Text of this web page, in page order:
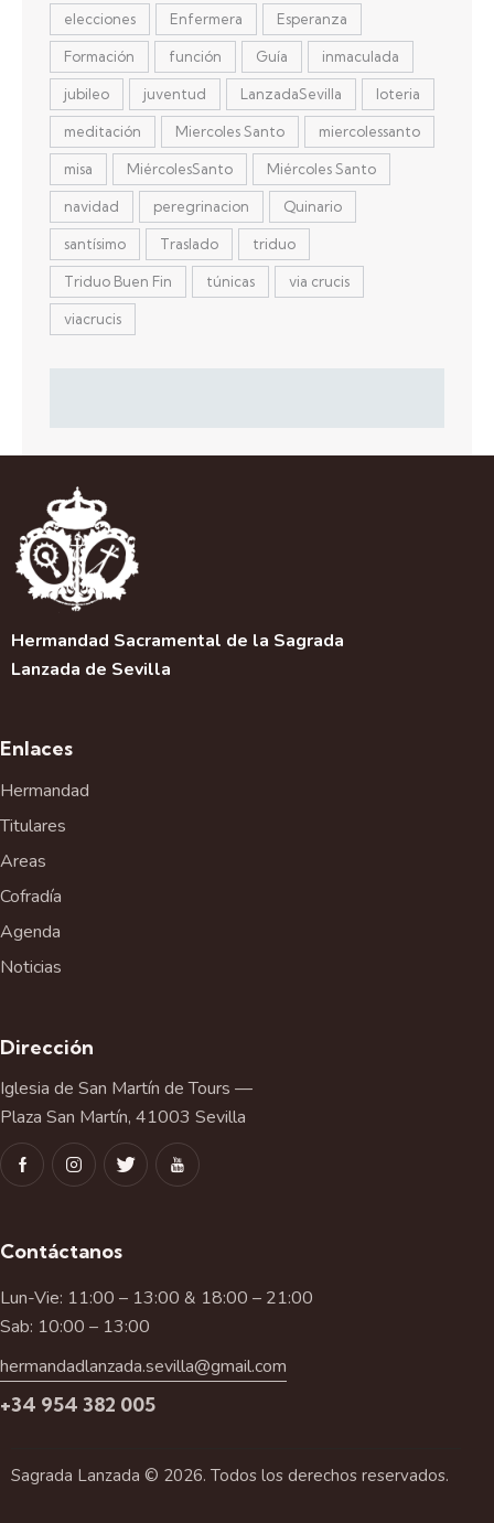
elecciones Enfermera Esperanza
Formación función Guía inmaculada
jubileo juventud LanzadaSevilla loteria
meditación Miercoles Santo miercolessanto
misa MiércolesSanto Miércoles Santo
navidad peregrinacion Quinario
santísimo Traslado triduo
Triduo Buen Fin túnicas via crucis
viacrucis
Hermandad Sacramental de la Sagrada
Lanzada de Sevilla
Enlaces
Hermandad
Titulares
Areas
Cofradía
Agenda
Noticias
Dirección
Iglesia de San Martín de Tours —
Plaza San Martín, 41003 Sevilla
Contáctanos
Lun-Vie: 11:00 – 13:00 & 18:00 – 21:00
Sab: 10:00 – 13:00
hermandadlanzada.sevilla@gmail.com
+34 954 382 005
Sagrada Lanzada © 2026. Todos los derechos reservados.